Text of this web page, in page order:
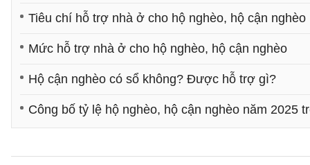
Tiêu chí hỗ trợ nhà ở cho hộ nghèo, hộ cận nghèo
Mức hỗ trợ nhà ở cho hộ nghèo, hộ cận nghèo
Hộ cận nghèo có sổ không? Được hỗ trợ gì?
Công bố tỷ lệ hộ nghèo, hộ cận nghèo năm 2025